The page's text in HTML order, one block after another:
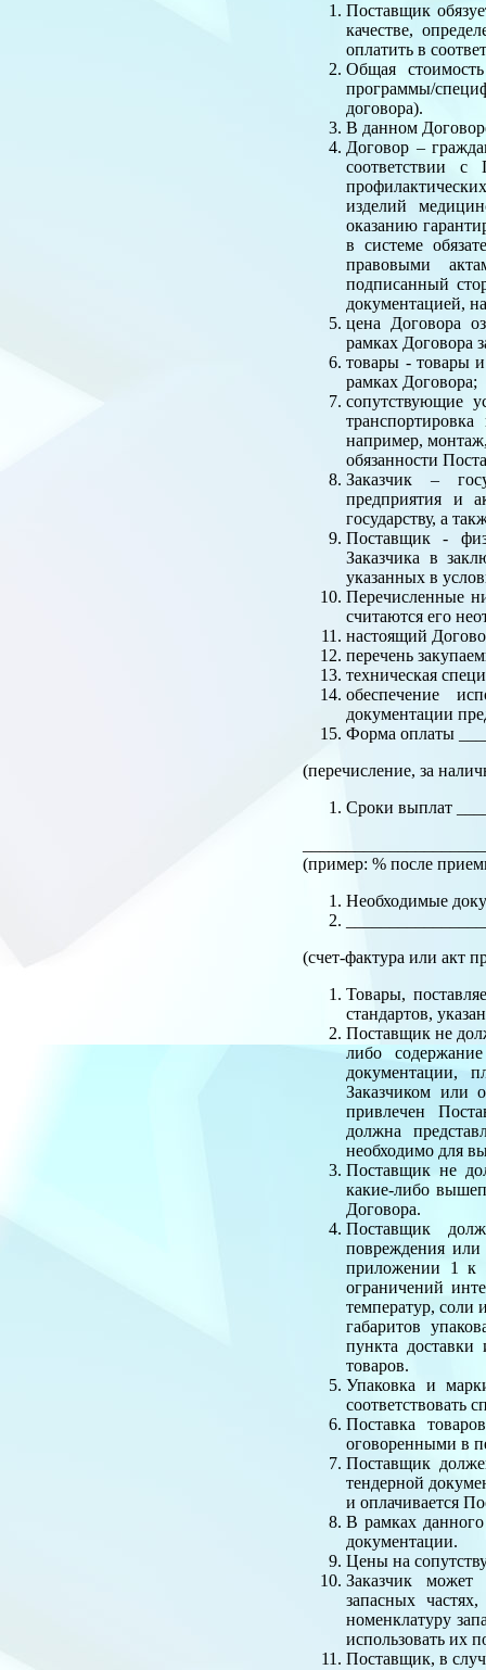
Поставщик
качестве,
оплатить в
Общая
программы/
договора).
В данном
Договор –
соответствии с
изделий
оказанию
в системе
правовыми
подписанный
документацией,
цена Договора
рамках Договора
товары - товары
рамках Договора;
сопутствующие
например,
обязанности
Заказчик –
предприятия и
государству, а
Поставщик -
Заказчика в
указанных в
Перечисленные
считаются его
настоящий
перечень
техническая
обеспечение
документации
Форма оплаты
(перечисление, за
Сроки выплат
(пример: % после
Необходимые
(счет-фактура или акт
Товары,
стандартов,
Поставщик не
либо
документации,
Заказчиком или
привлечен
должна
необходимо для
Поставщик не
какие-либо
Договора.
Поставщик
повреждения или
приложении 1 к
ограничений
температур, соли
габаритов
пункта
товаров.
Упаковка и
соответствовать
Поставка
оговоренными в
Поставщик
тендерной
и оплачивается
В рамках
документации.
Цены на
Заказчик
запасных
номенклатуру
использовать их
Поставщик, в